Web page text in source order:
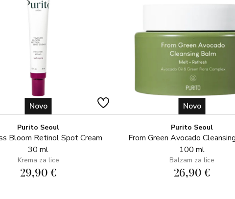
Novo
Purito Seoul
Bloom Retinol Spot Cream
30 ml
Krema za lice
29,90 €
Novo
Purito Seoul
From Green Avocado
100 ml
Balzam za lice
26,90 €